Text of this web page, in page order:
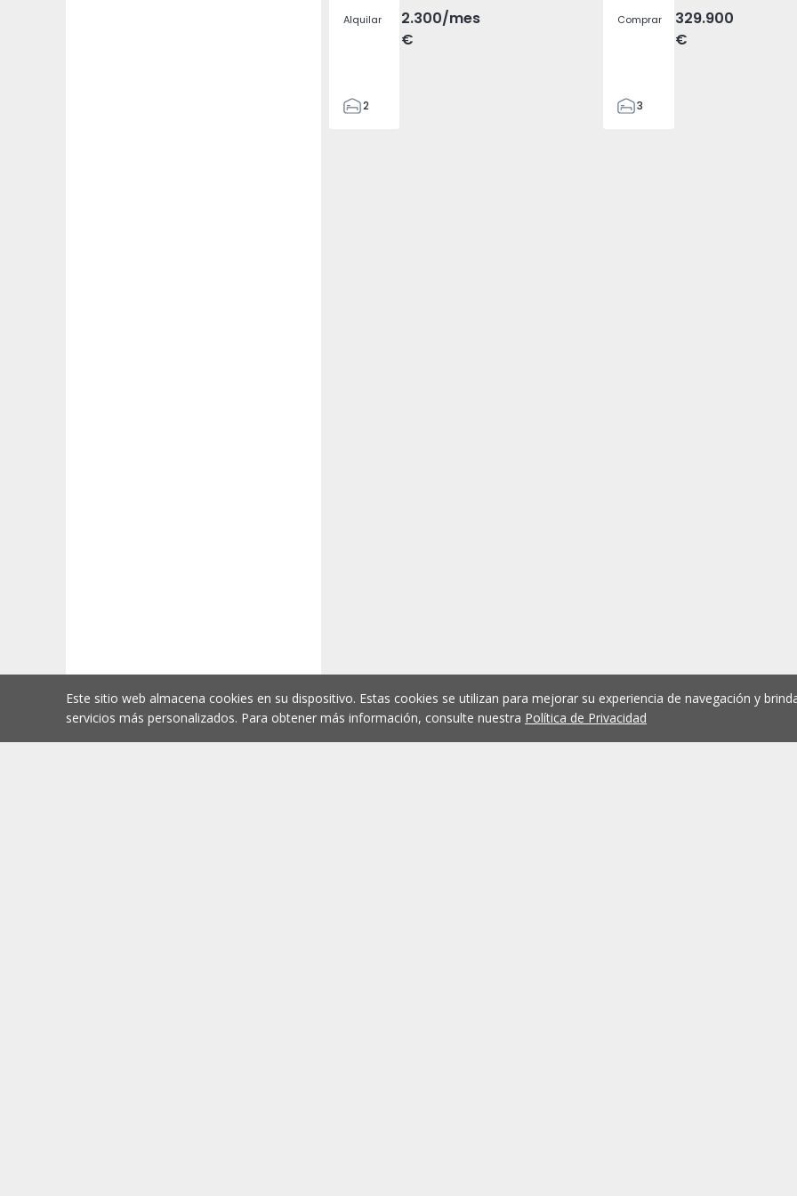
Alquilar
2.300
€
/mes
2
Comprar
329.900
€
3
Este sitio web almacena cookies en su dispositivo. Estas cookies se utilizan para mejorar su experiencia de navegación y
servicios más personalizados. Para obtener más información, consulte nuestra Política de Privacidad